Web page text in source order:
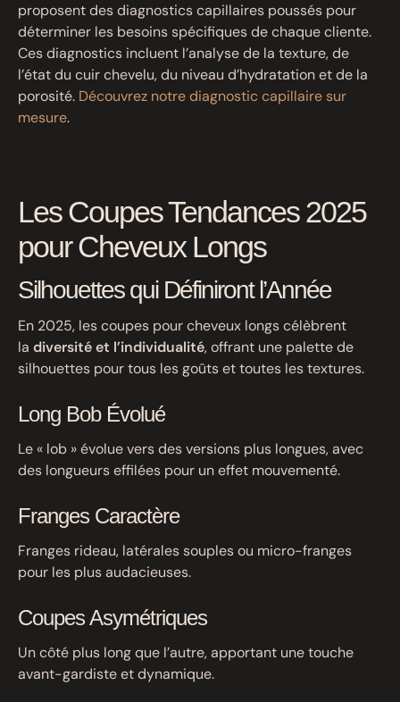
proposent des diagnostics capillaires poussés pour
déterminer les besoins spécifiques de chaque cliente.
Ces diagnostics incluent l’analyse de la texture, de
l’état du cuir chevelu, du niveau d’hydratation et de la
porosité. Découvrez notre diagnostic capillaire sur
mesure.
Les Coupes Tendances 2025
pour Cheveux Longs
Silhouettes qui Définiront l’Année
En 2025, les coupes pour cheveux longs célèbrent
la diversité et l’individualité, offrant une palette de
silhouettes pour tous les goûts et toutes les textures.
Long Bob Évolué
Le « lob » évolue vers des versions plus longues, avec
des longueurs effilées pour un effet mouvementé.
Franges Caractère
Franges rideau, latérales souples ou micro-franges
pour les plus audacieuses.
Coupes Asymétriques
Un côté plus long que l’autre, apportant une touche
avant-gardiste et dynamique.